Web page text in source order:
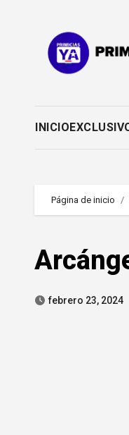
INICIO
Página de inicio
febrero 23, 2024